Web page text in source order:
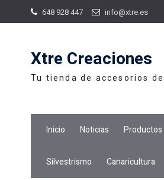
648 928 447 info@xtre.es
Xtre Creaciones
Tu tienda de accesorios
Inicio Noticias
Silvestrismo Canaricultura